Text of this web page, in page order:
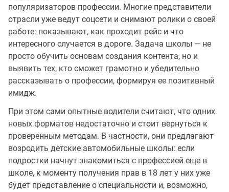
популяризаторов профессии. Многие представители
отрасли уже ведут соцсети и снимают ролики о своей
работе: показывают, как проходит рейс и что
интересного случается в дороге. Задача школы — не
просто обучить основам создания контента, но и
выявить тех, кто сможет грамотно и убедительно
рассказывать о профессии, формируя ее позитивный
имидж.
При этом сами опытные водители считают, что одних
новых форматов недостаточно и стоит вернуться к
проверенным методам. В частности, они предлагают
возродить детские автомобильные школы: если
подростки начнут знакомиться с профессией еще в
школе, к моменту получения прав в 18 лет у них уже
будет представление о специальности и, возможно,